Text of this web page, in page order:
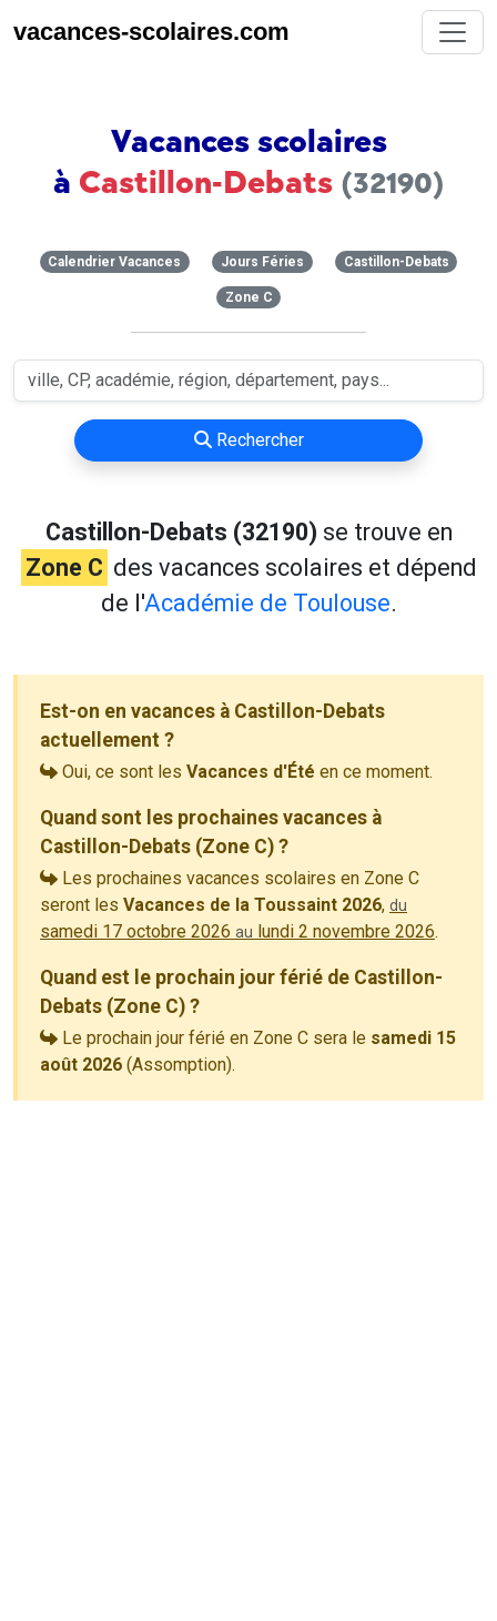
vacances-scolaires.com
Vacances scolaires
à Castillon-Debats (32190)
Calendrier Vacances Jours Féries Castillon-Debats
Zone C
Rechercher
Castillon-Debats (32190) se trouve en
Zone C des vacances scolaires et dépend
de l'Académie de Toulouse.
Est-on en vacances à Castillon-Debats
actuellement ?
Oui, ce sont les Vacances d'Été en ce moment.
Quand sont les prochaines vacances à
Castillon-Debats (Zone C) ?
Les prochaines vacances scolaires en Zone C
seront les Vacances de la Toussaint 2026, du
samedi 17 octobre 2026 au lundi 2 novembre 2026.
Quand est le prochain jour férié de Castillon-
Debats (Zone C) ?
Le prochain jour férié en Zone C sera le samedi 15
août 2026 (Assomption).